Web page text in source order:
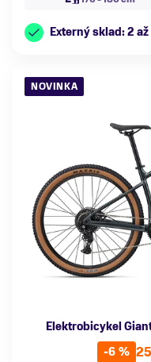
Externý sklad: 2
NOVINKA
Elektrobicykel
-6 %